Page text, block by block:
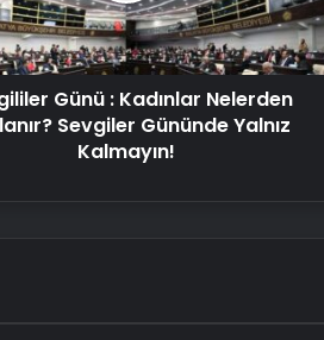
Serjoy : Dijital Medya Ajansı, Google
Reklam Ajansı, SEO Ajansı ve Web
UETDS Nedir ? Uetds.com İle Akıllı
Dijital Taşımacılık Yazılımı
Günü : Kadınlar Nelerden
Sevgiler Gününde Yalnız
Kalmayın!